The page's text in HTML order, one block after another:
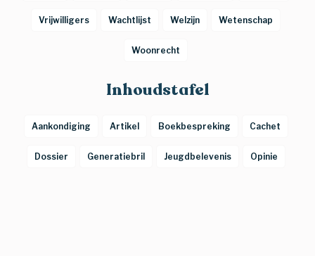
Inhoudstafel
Aankondiging Artikel Boekbespreking Cachet
Dossier Generatiebril Jeugdbelevenis Opinie
Vrijwilligers Wachtlijst Welzijn Wetenschap
Woonrecht